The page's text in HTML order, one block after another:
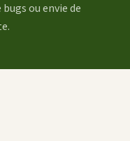
ou envie de